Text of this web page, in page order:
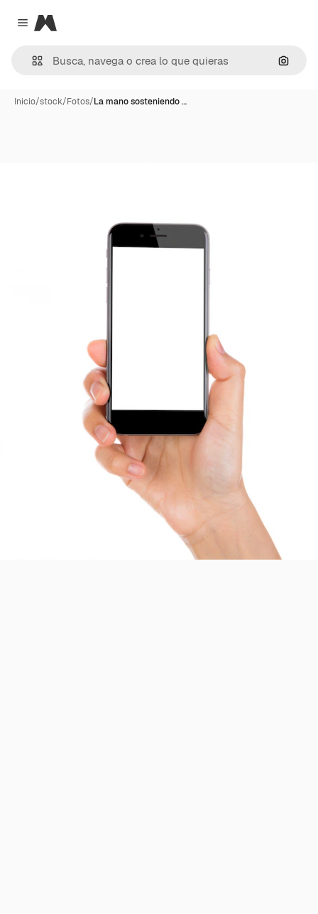
Close menu
Magnific
Inicio/stock/Fotos/La mano sosteniendo …